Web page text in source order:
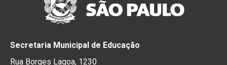
Secretaria Municipal de Educação
Rua Borges Lagoa, 1230